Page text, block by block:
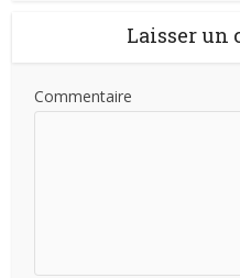
Laisser un
Commentaire